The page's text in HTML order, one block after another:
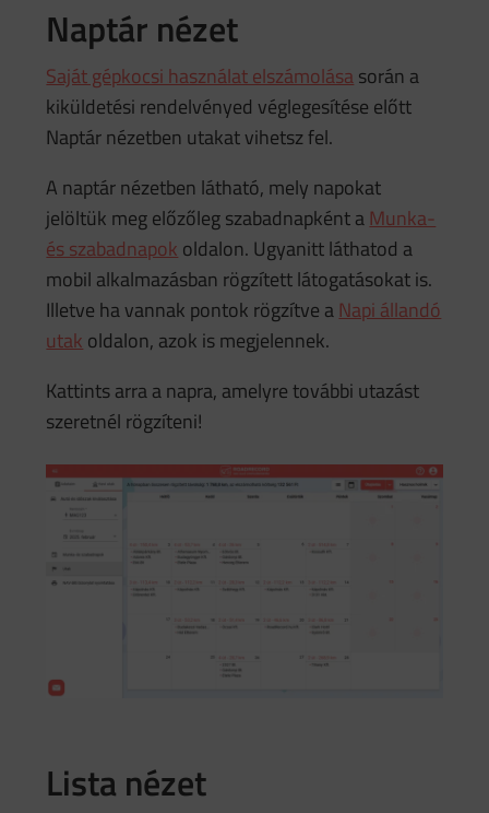
Naptár nézet
Saját gépkocsi használat elszámolásasorán a
kiküldetési rendelvényed véglegesítése előtt
Naptár nézetben utakat vihetsz fel.
A naptár nézetben látható, mely napokat
jelöltük meg előzőleg szabadnapként a Munka-
és szabadnapok oldalon. Ugyanitt láthatod a
mobil alkalmazásban rögzített látogatásokat is.
Illetve ha vannak pontok rögzítve a Napi állandó
utak oldalon, azok is megjelennek.
Kattints arra a napra, amelyre további utazást
szeretnél rögzíteni!
Lista nézet